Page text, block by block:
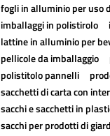
fogli in alluminio per uso
imballaggi in polistirolo
lattine in alluminio per
pellicole da imballaggio
polistitolo pannelli
sacchetti di carta con
sacchi e sacchetti in
sacchi per prodotti di